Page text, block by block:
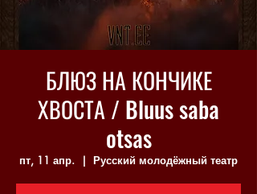
БЛЮЗ НА КОНЧИКЕ
ХВОСТА / Bluus saba
otsas
пт, 11 апр.
  |
Русский молодёжный театр